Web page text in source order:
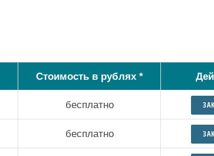
Стоимость в рублях *
бесплатно
бесплатно